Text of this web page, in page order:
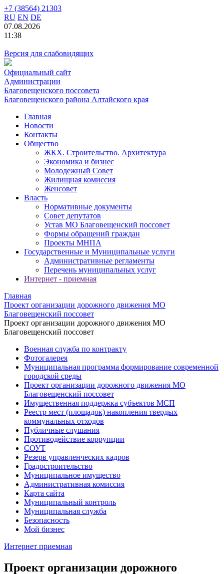
+7 (38564) 21303
RU EN DE
07.08.2026
11:38
Версия для слабовидящих
Официальный сайт
Администрации
Благовещенского поссовета
Благовещенского района Алтайского края
Главная
Новости
Контакты
Общество
ЖКХ. Строительство. Архитектура
Экономика и бизнес
Молодежный Совет
Жилищная комиссия
Женсовет
Власть
Нормативные документы
Совет депутатов
Устав МО Благовещенский поссовет
Формы обращений граждан
Проекты МНПА
Государственные и Муниципальные услуги
Административные регламенты
Перечень муниципальных услуг
Интернет - приемная
Главная
Проект организации дорожного движения МО
Благовещенский поссовет
Проект организации дорожного движения МО
Благовещенский поссовет
Военная служба по контракту
Фотогалерея
Муниципальная программа формирование современной
городской среды
Проект организации дорожного движения МО
Благовещенский поссовет
Имущественная поддержка субъектов МСП
Реестр мест (площадок) накопления твердых
коммунальных отходов
Публичные слушания
Противодействие коррупции
СОУТ
Резерв управленческих кадров
Градостроительство
Муниципальное имущество
Административная комиссия
Карта сайта
Муниципальный контроль
Муниципальная служба
Безопасность
Мой бизнес
Интернет приемная
Проект организации дорожного